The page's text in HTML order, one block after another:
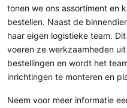
tonen we ons assortiment en
bestellen. Naast de
haar eigen logistieke team.
voeren ze werkzaamheden
bestellingen en wordt het
inrichtingen te monteren en
Neem voor meer informatie